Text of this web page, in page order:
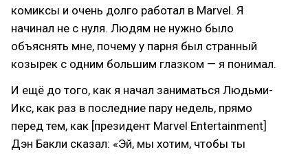
комиксы и очень долго работал в Marvel. Я
начинал не с нуля. Людям не нужно было
объяснять мне, почему у парня был странный
козырек с одним большим глазком — я понимал.
И ещё до того, как я начал заниматься Людьми-
Икс, как раз в последние пару недель, прямо
перед тем, как [президент Marvel Entertainment]
Дэн Бакли сказал: «Эй, мы хотим, чтобы ты